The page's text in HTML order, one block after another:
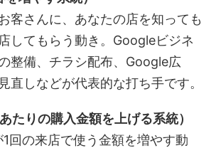
客さんに、あなたの店を知っても
してもらう動き。Googleビジネ
整備、チラシ配布、Google広
直しなどが代表的な打ち手です。
りの購入金額を上げる系統）
回の来店で使う金額を増やす動